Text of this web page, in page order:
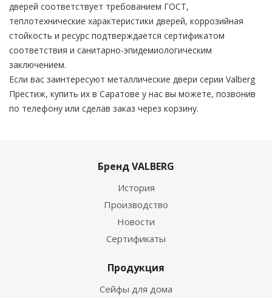
дверей соответствует требованием ГОСТ,
теплотехнические характеристики дверей, коррозийная
стойкость и ресурс подтверждается сертификатом
соответствия и санитарно-эпидемиологическим
заключением.
Если вас заинтересуют металлические двери серии Valberg
Престиж, купить их в Саратове у нас вы можете, позвонив
по телефону или сделав заказ через корзину.
Бренд VALBERG
История
Производство
Новости
Сертификаты
Продукция
Сейфы для дома